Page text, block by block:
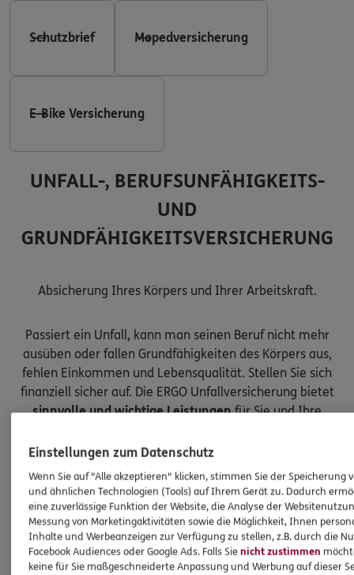
Schutzbrief Mopedversicherung
E-Bike Versicherung
UNFALL-, BERUFSUNFÄHIGKEITS-
UND
GRUNDFÄHIGKEITSVERSICHERUNG
Absicherung Ihres Körpers und Ihrer Arbeitskraft.
Passiert ein Unfall, kann man seinen Beruf nicht mehr
ausüben oder fallen Grundfähigkeiten des Körpers aus,
fehlen Einkommen und Lebensqualität. Stellen Sie sich
finanziell sicher auf. Die ERGO Unfallversicherung bietet
sinnvolle und wichtige Leistungenfür Sie und Ihre
Einstellungen zum Datenschutz
Wenn Sie auf "Alle akzeptieren" klicken, stimmen Sie der Speicherung
und ähnlichen Technologien (Tools) auf Ihrem Gerät zu. Dadurch
eine zuverlässige Funktion der Website, die Analyse der
Messung von Marketingaktivitäten sowie die Möglichkeit, Ihnen
Inhalte und Werbeanzeigen zur Verfügung zu stellen, z.B. durch die
Facebook Audiences oder Google Ads. Falls Sienicht zustimmen
keine für Sie maßgeschneiderte Anpassung und Werbung auf dieser